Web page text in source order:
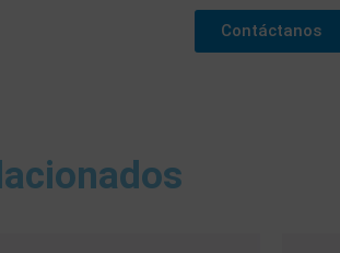
Contáctanos